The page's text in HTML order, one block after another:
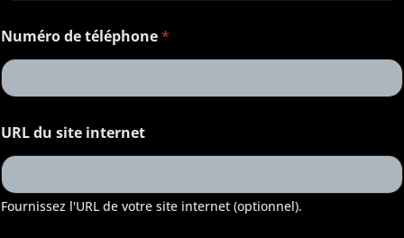
o
n
e
*
n
u
Numéro de téléphone*
URL du site internet
Fournissez l'URL de votre site internet (optionnel).